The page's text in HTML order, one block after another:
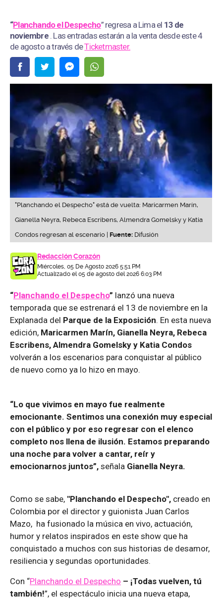
“Planchando el Despecho” regresa a Lima el 13 de
noviembre . Las entradas estarán a la venta desde este 4
de agosto a través deTicketmaster.
"Planchando el Despecho" está de vuelta: Maricarmen Marín,
Gianella Neyra, Rebeca Escribens, Almendra Gomelsky y Katia
Condos regresan al escenario | Fuente: Difusión
Redacción Corazón
Miércoles, 05 De Agosto 2026 5:51 PM
Actualizado el 05 de agosto del 2026 6:03 PM
“Planchando el Despecho” lanzó una nueva
temporada que se estrenará el 13 de noviembre en la
Explanada del Parque de la Exposición. En esta nueva
edición, Maricarmen Marín, Gianella Neyra, Rebeca
Escribens, Almendra Gomelsky y Katia Condos
volverán a los escenarios para conquistar al público
de nuevo como ya lo hizo en mayo.
“Lo que vivimos en mayo fue realmente
emocionante. Sentimos una conexión muy especial
con el público y por eso regresar con el elenco
completo nos llena de ilusión. Estamos preparando
una noche para volver a cantar, reír y
emocionarnos juntos”, señala Gianella Neyra.
Como se sabe, "Planchando el Despecho", creado en
Colombia por el director y guionista Juan Carlos
Mazo, ha fusionado la música en vivo, actuación,
humor y relatos inspirados en este show que ha
conquistado a muchos con sus historias de desamor,
resiliencia y segundas oportunidades.
Con “Planchando el Despecho – ¡Todas vuelven, tú
también!”, el espectáculo inicia una nueva etapa,